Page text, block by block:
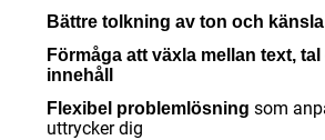
Bättre tolkning av ton och känsla
Förmåga att växla mellan text,
innehåll
Flexibel problemlösning som
uttrycker dig